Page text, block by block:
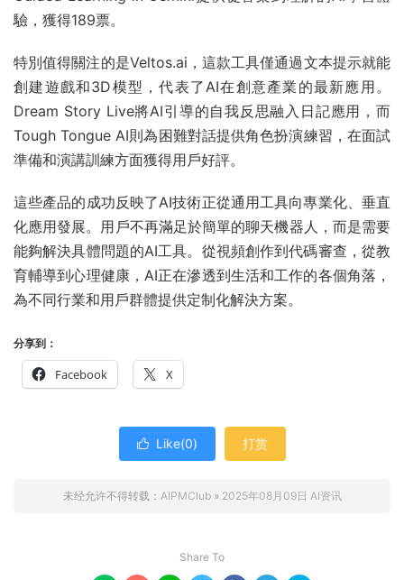
驗，獲得189票。
特別值得關注的是Veltos.ai，這款工具僅通過文本提示就能
創建遊戲和3D模型，代表了AI在創意產業的最新應用。
Dream Story Live將AI引導的自我反思融入日記應用，而
Tough Tongue AI則為困難對話提供角色扮演練習，在面試
準備和演講訓練方面獲得用戶好評。
這些產品的成功反映了AI技術正從通用工具向專業化、垂直
化應用發展。用戶不再滿足於簡單的聊天機器人，而是需要
能夠解決具體問題的AI工具。從視頻創作到代碼審查，從教
育輔導到心理健康，AI正在滲透到生活和工作的各個角落，
為不同行業和用戶群體提供定制化解決方案。
分享到：
Facebook X
 Like(0) 打赏
未经允许不得转载： AIPMClub» 2025年08月09日 AI资讯
Share To